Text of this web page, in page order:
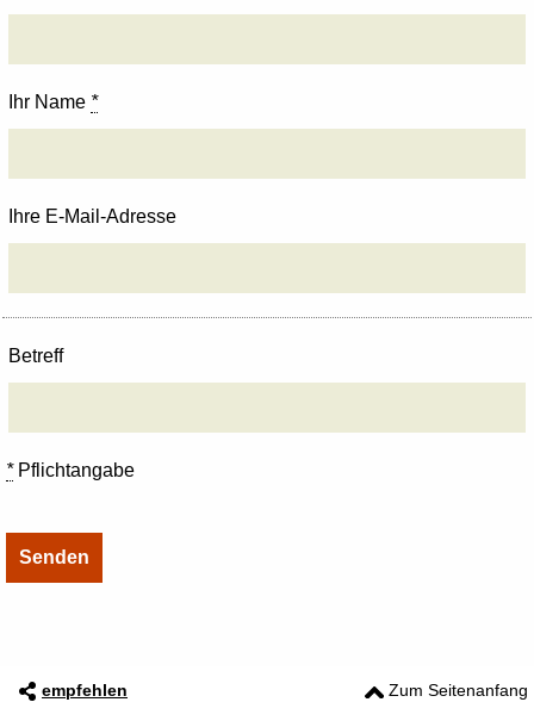
Ihr Name *
Ihre E-Mail-Adresse
Betreff
*Pflichtangabe
empfehlen Zum Seitenanfang